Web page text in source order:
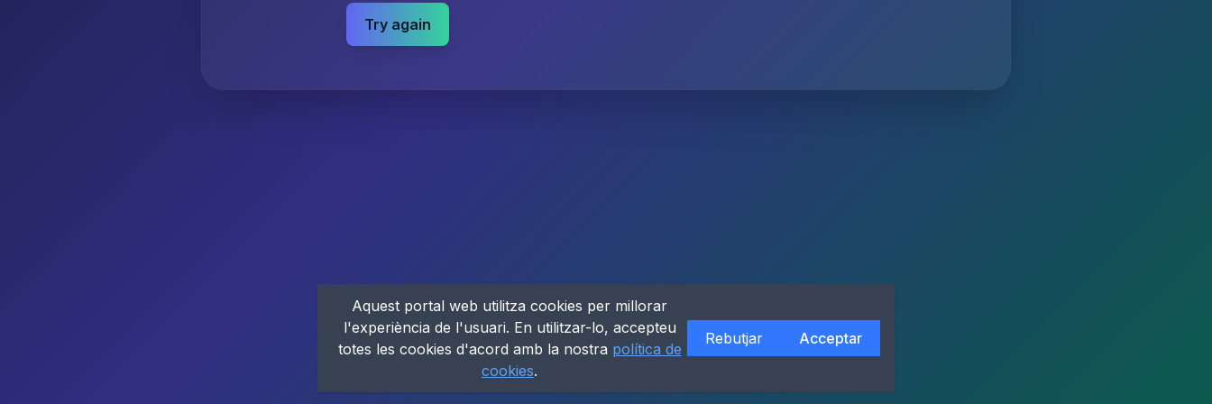
Try again
Aquest portal web utilitza cookies per millorar
l'experiència de l'usuari. En utilitzar-lo, accepteu
totes les cookies d'acord amb la nostra política de
cookies.
Rebutjar Acceptar